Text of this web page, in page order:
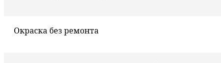
Окраска без ремонта